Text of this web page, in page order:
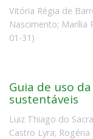
Vitória Régia de
Nascimento; Marília
01-31 )
Guia de uso
sustentáveis
Luiz Thiago do
Castro Lyra;